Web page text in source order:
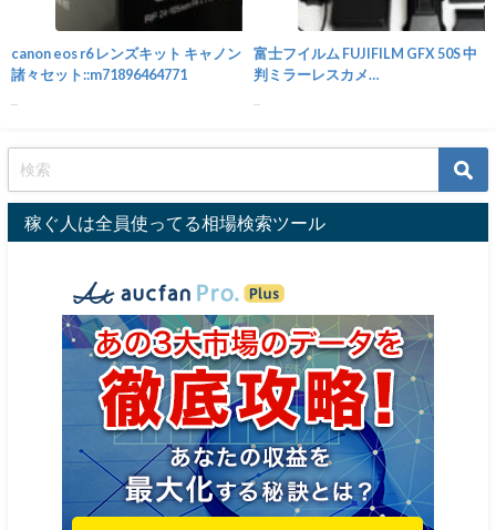
canon eos r6 レンズキット キャノン
諸々セット::m71896464771
富士フイルム FUJIFILM GFX 50S 中
判ミラーレスカメ
稼ぐ人は全員使ってる相場検索ツール